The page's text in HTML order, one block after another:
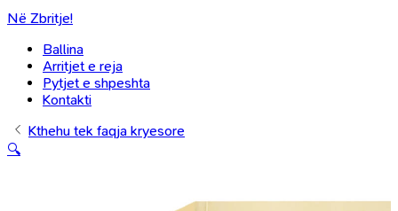
Në Zbritje!
Ballina
Arritjet e reja
Pytjet e shpeshta
Kontakti
Kthehu tek faqja kryesore
🔍